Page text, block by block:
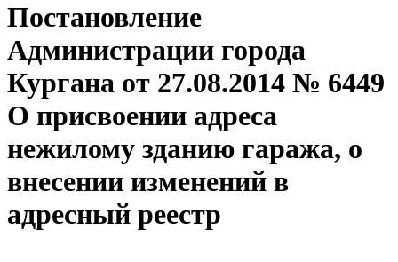
Постановление
Администрации города
Кургана от 27.08.2014 № 6449
О присвоении адреса
нежилому зданию гаража, о
внесении изменений в
адресный реестр